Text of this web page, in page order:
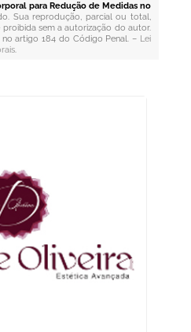
para Redução de Medidas no
Sua reprodução, parcial ou total,
proibida sem a autorização do autor.
artigo 184 do Código Penal. – Lei
.